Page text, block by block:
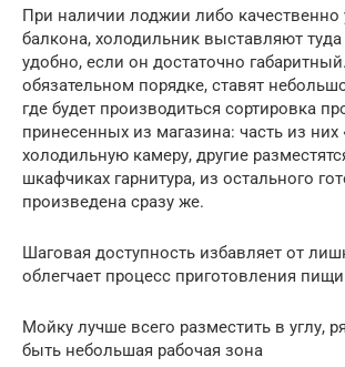
При наличии лоджии либо качественно
балкона, холодильник выставляют
удобно, если он достаточно
обязательном порядке, ставят
где будет производиться сортировка
принесенных из магазина: часть из них
холодильную камеру, другие
шкафчиках гарнитура, из остального
произведена сразу же.
Шаговая доступность избавляет от
облегчает процесс приготовления пищи
Мойку лучше всего разместить в углу,
быть небольшая рабочая зона